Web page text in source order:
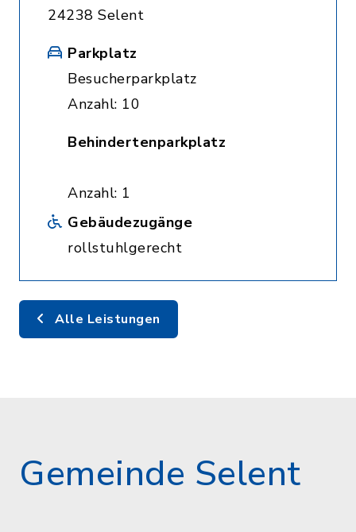
24238 Selent
Parkplatz
Besucherparkplatz
Anzahl: 10
Behindertenparkplatz
Anzahl: 1
Gebäudezugänge
rollstuhlgerecht
Alle Leistungen
Gemeinde Selent